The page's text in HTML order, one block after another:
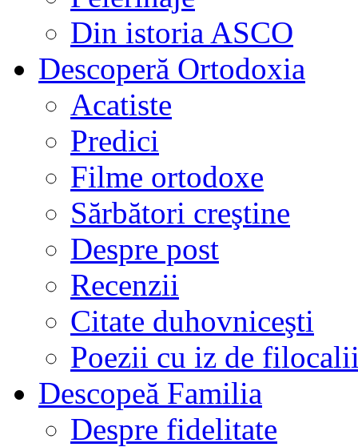
Din istoria ASCO
Descoperă Ortodoxia
Acatiste
Predici
Filme ortodoxe
Sărbători creştine
Despre post
Recenzii
Citate duhovniceşti
Poezii cu iz de
Descopeă Familia
Despre fidelitate